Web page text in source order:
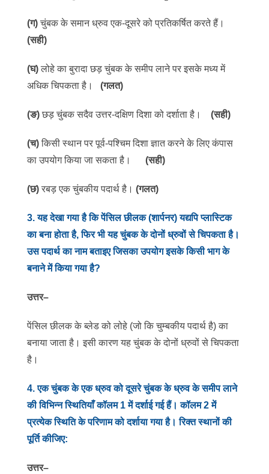
(ग)चुंबक के समान ध्रुव एक-दूसरे को प्रतिकर्षित करते हैं।
(सही)
(घ)लोहे का बुरादा छड़ चुंबक के समीप लाने पर इसके मध्य में
अधिक चिपकता है। (गलत)
(ङ)छड़ चुंबक सदैव उत्तर-दक्षिण दिशा को दर्शाता है। (सही)
(च)किसी स्थान पर पूर्व-पश्चिम दिशा ज्ञात करने के लिए कंपास
का उपयोग किया जा सकता है। (सही)
(छ)रबड़ एक चुंबकीय पदार्थ है। (गलत)
3.यह देखा गया है कि पेंसिल छीलक (शार्पनर) यद्यपि प्लास्टिक
का बना होता है, फिर भी यह चुंबक के दोनों ध्रुवों से चिपकता है।
उस पदार्थ का नाम बताइए जिसका उपयोग इसके किसी भाग के
बनाने में किया गया है?
उत्तर–
पेंसिल छीलक के ब्लेड को लोहे (जो कि चुम्बकीय पदार्थ है) का
बनाया जाता है। इसी कारण यह चुंबक के दोनों ध्रुवों से चिपकता
है।
4.एक चुंबक के एक ध्रुव को दूसरे चुंबक के ध्रुव के समीप लाने
की विभिन्न स्थितियाँ कॉलम 1 में दर्शाई गई हैं। कॉलम 2 में
प्रत्येक स्थिति के परिणाम को दर्शाया गया है। रिक्त स्थानों की
पूर्ति कीजिए:
उत्तर–